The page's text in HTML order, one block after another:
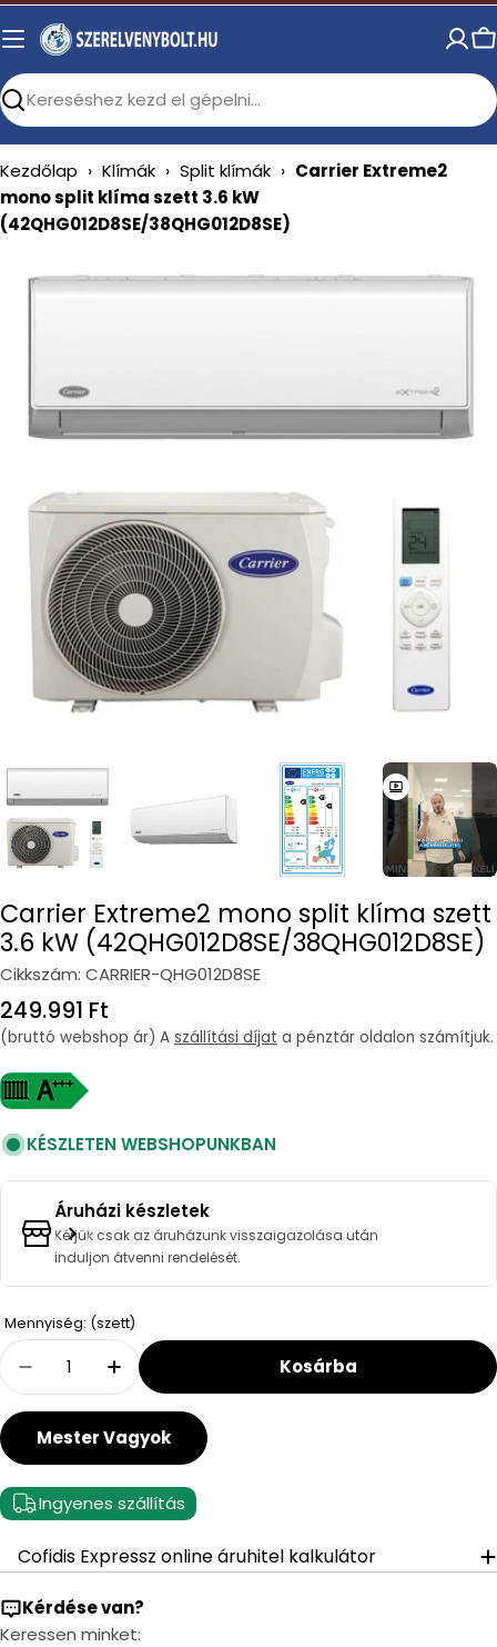
Skip
to
Search
Kezdőlap › Klímák › Split klímák › Carrier Extreme2
mono split klíma szett 3.6 kW
(42QHG012D8SE/38QHG012D8SE)
media 0 in modal
Carrier Extreme2 mono split klíma szett
3.6 kW (42QHG012D8SE/38QHG012D8SE)
Cikkszám: CARRIER-QHG012D8SE
Regular
price
249.991 Ft
(bruttó webshop ár) A szállítási díjat a pénztár oldalon számítjuk.
KÉSZLETEN WEBSHOPUNKBAN
Áruházi készletek
Kérjük csak az áruházunk visszaigazolása után
induljon átvenni rendelését.
Mennyiség: (szett)Quantity
Decrease Quantity For Carrier Extreme2
Increase Quantity For Carrier
Kosárba
Mester Vagyok
Ingyenes szállítás
Cofidis Expressz online áruhitel kalkulátor
Kérdése van?
Keressen minket: